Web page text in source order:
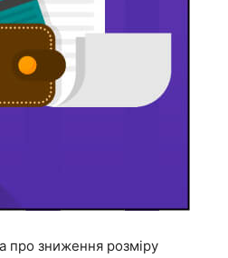
про зниження розміру